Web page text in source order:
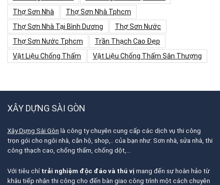
Thợ Sơn Nhà
Thợ Sơn Nhà Tphcm
Thợ Sơn Nhà Tại Bình Dương
Thợ Sơn Nước
Thợ Sơn Nước Tphcm
Trần Thạch Cao Đẹp
Vật Liệu Chống Thấm
Vật Liệu Chống Thấm Sân Thượng
XÂY DỰNG SÀI GÒN
Xây Dựng Sài Gòn là công ty chuyên cung cấp các dịch vụ thi công
trọn gói cho ngôi nhà, căn hộ, shop,.. của bạn như: Sơn nhà, sửa nhà, thi
công thạch cao, chống thấm, chống dột,…
Với tiêu chí trải nghiệm độc đáo và thú vị mang đến sự hoàn hảo từ
khâu tiếp nhận thi công cho đến bàn giao công trình một cách chuyên